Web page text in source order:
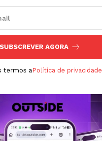
SUBSCREVER AGORA
termos a Política de privacidade